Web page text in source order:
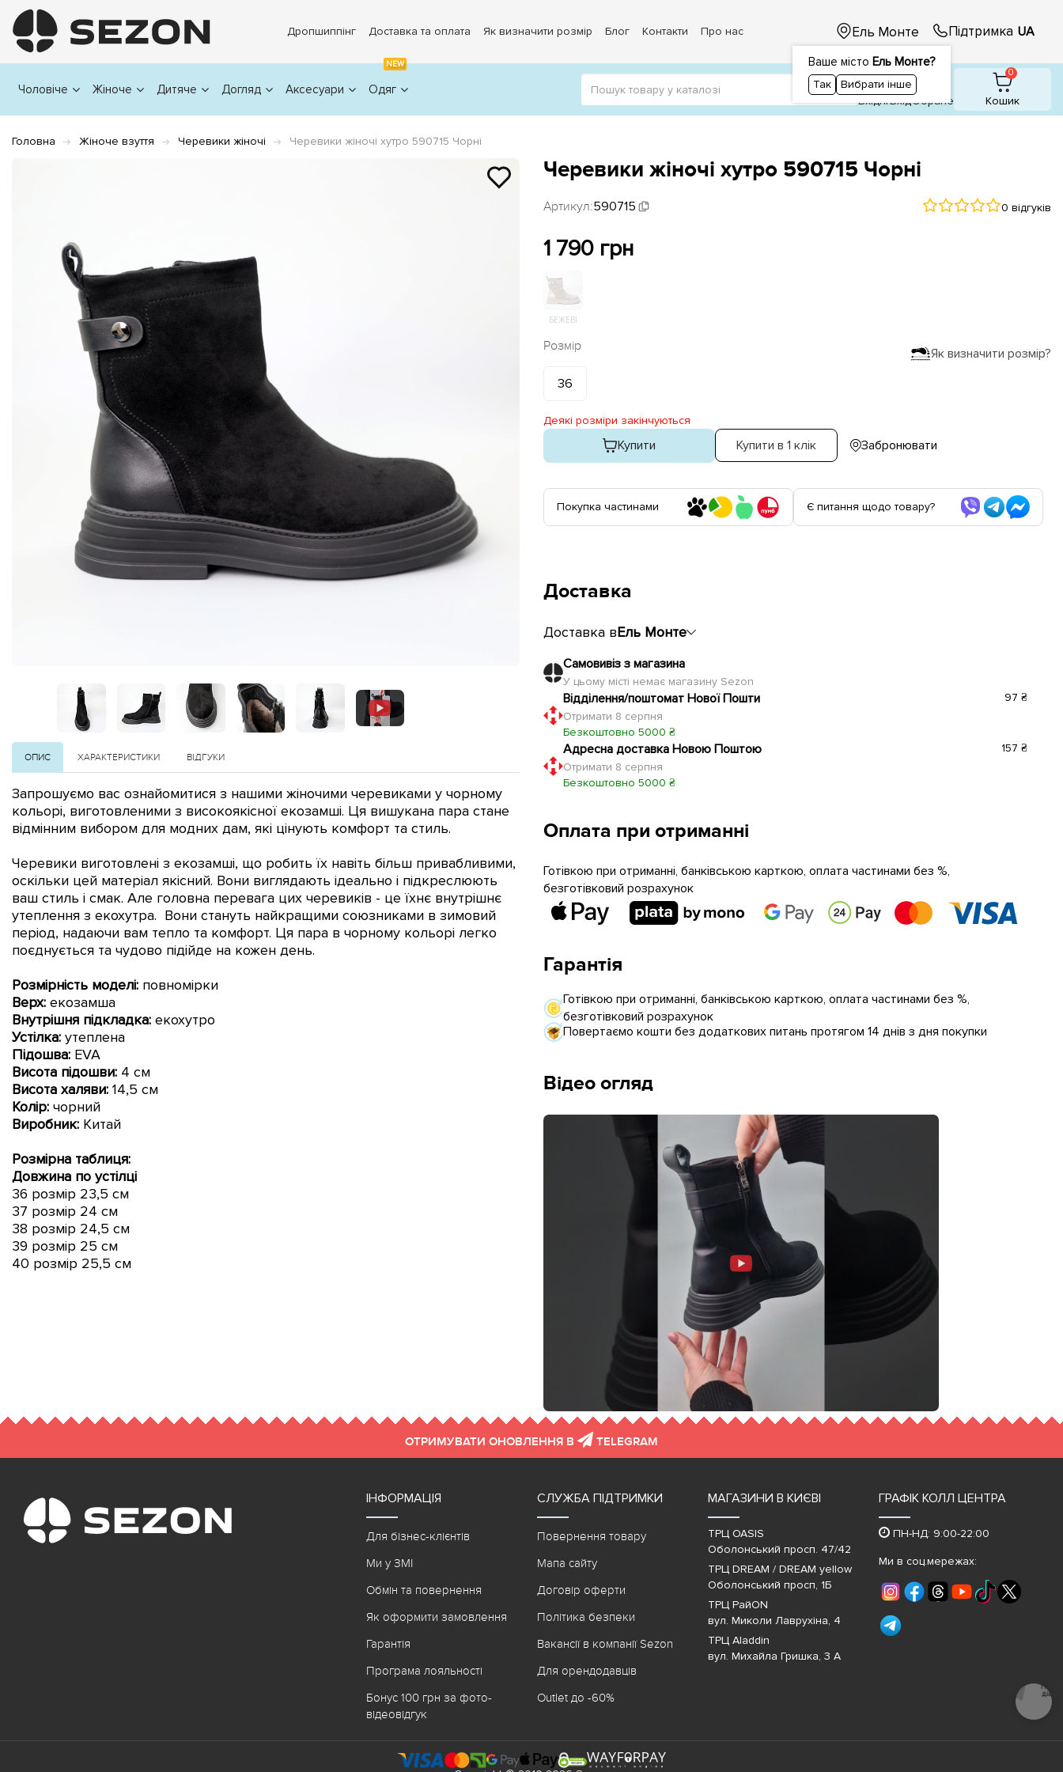
Дропшиппінг Доставка та оплата Як визначити розмір Блог Контакти Про нас Ель Монте
Ваше місто Ель Монте?
Так Вибрати інше
Підтримка UA
Чоловіче Жіноче Дитяче Догляд Аксесуари
NEW
Одяг
1
ВхідніВхiдОбране
0
Кошик
Головна Жіноче взуття Черевики жіночі Черевики жіночі хутро 590715 Чорні
Черевики жіночі хутро 590715 Чорні
Артикул:590715 0 відгуків
1 790 грн
БЕЖЕВІ
Як визначити розмір?
Розмір
36
Деякі розміри закінчуються
Купити Купити в 1 клік Забронювати
Покупка частинами Є питання щодо товару?
Доставка
Доставка вЕль Монте
Самовивіз з магазина
У цьому місті немає магазину Sezon
Відділення/поштомат Нової Пошти
Отримати 8 серпня
Безкоштовно 5000 ₴
97 ₴
Адресна доставка Новою Поштою
Отримати 8 серпня
Безкоштовно 5000 ₴
157 ₴
Оплата при отриманні
Готівкою при отриманні, банківською карткою, оплата частинами без %,
безготівковий розрахунок
Гарантія
Готівкою при отриманні, банківською карткою, оплата частинами без %,
безготівковий розрахунок
Повертаємо кошти без додаткових питань протягом 14 днів з дня покупки
Відео огляд
ОПИС ХАРАКТЕРИСТИКИ ВІДГУКИ
Запрошуємо вас ознайомитися з нашими жіночими черевиками у чорному
кольорі, виготовленими з високоякісної екозамші. Ця вишукана пара стане
відмінним вибором для модних дам, які цінують комфорт та стиль.
Черевики виготовлені з екозамші, що робить їх навіть більш привабливими,
оскільки цей матеріал якісний. Вони виглядають ідеально і підкреслюють
ваш стиль і смак. Але головна перевага цих черевиків - це їхнє внутрішнє
утеплення з екохутра. Вони стануть найкращими союзниками в зимовий
період, надаючи вам тепло та комфорт. Ця пара в чорному кольорі легко
поєднується та чудово підійде на кожен день.
Розмірність моделі: повномірки
Верх: екозамша
Внутрішня підкладка: екохутро
Устілка: утеплена
Підошва: EVA
Висота підошви: 4 см
Висота халяви: 14,5 см
Колір: чорний
Виробник: Китай
Розмірна таблиця:
Довжина по устілці
36 розмір 23,5 см
37 розмір 24 см
38 розмір 24,5 см
39 розмір 25 см
40 розмір 25,5 см
ОТРИМУВАТИ ОНОВЛЕННЯ В TELEGRAM
ІНФОРМАЦІЯ
Для бізнес-клієнтів
Ми у ЗМІ
Обмін та повернення
Як оформити замовлення
Гарантія
Програма лояльності
Бонус 100 грн за фото-
відеовідгук
СЛУЖБА ПІДТРИМКИ
Повернення товару
Мапа сайту
Договір оферти
Політика безпеки
Вакансії в компанії Sezon
Для орендодавців
Outlet до -60%
МАГАЗИНИ В КИЄВІ
ТРЦ OASIS
Оболонський просп. 47/42
ТРЦ DREAM / DREAM yellow
Оболонський просп, 1Б
ТРЦ РайON
вул. Миколи Лаврухіна, 4
ТРЦ Aladdin
вул. Михайла Гришка, 3 А
ГРАФІК КОЛЛ ЦЕНТРА
ПН-НД: 9:00-22:00
Ми в соц.мережах:
Почати